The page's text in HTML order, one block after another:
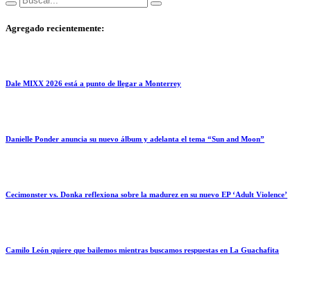
Agregado recientemente:
Dale MIXX 2026 está a punto de llegar a Monterrey
Danielle Ponder anuncia su nuevo álbum y adelanta el tema “Sun and Moon”
Cecimonster vs. Donka reflexiona sobre la madurez en su nuevo EP ‘Adult Violence’
Camilo León quiere que bailemos mientras buscamos respuestas en La Guachafita